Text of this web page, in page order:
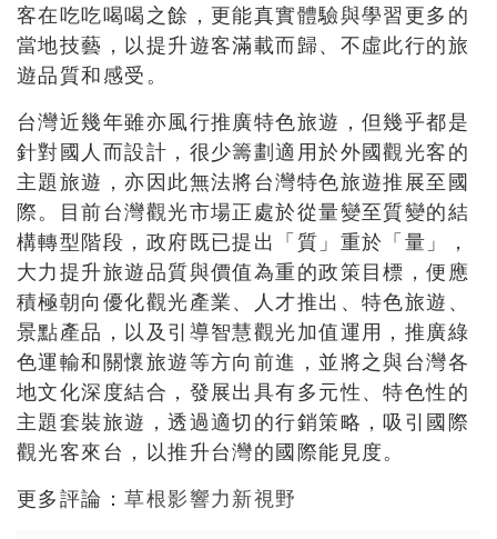
客在吃吃喝喝之餘，更能真實體驗與學習更多的
當地技藝，以提升遊客滿載而歸、不虛此行的旅
遊品質和感受。
台灣近幾年雖亦風行推廣特色旅遊，但幾乎都是
針對國人而設計，很少籌劃適用於外國觀光客的
主題旅遊，亦因此無法將台灣特色旅遊推展至國
際。目前台灣觀光市場正處於從量變至質變的結
構轉型階段，政府既已提出「質」重於「量」，
大力提升旅遊品質與價值為重的政策目標，便應
積極朝向優化觀光產業、人才推出、特色旅遊、
景點產品，以及引導智慧觀光加值運用，推廣綠
色運輸和關懷旅遊等方向前進，並將之與台灣各
地文化深度結合，發展出具有多元性、特色性的
主題套裝旅遊，透過適切的行銷策略，吸引國際
觀光客來台，以推升台灣的國際能見度。
更多評論：草根影響力新視野